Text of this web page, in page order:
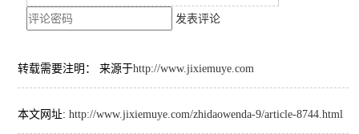
发表评论
转载需要注明： 来源于http://www.jixiemuye.com
本文网址: http://www.jixiemuye.com/zhidaowenda-9/article-8744.html